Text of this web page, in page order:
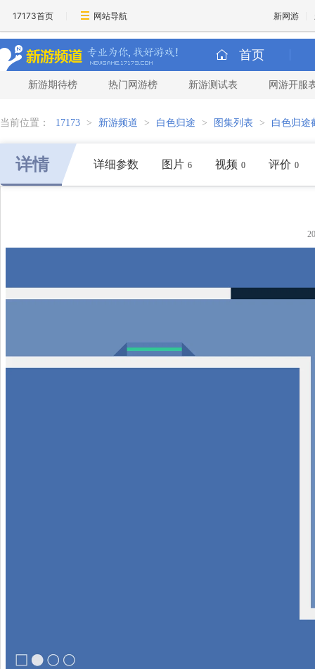
17173首页 网站导航 新网游
首页
新游期待榜 热门网游榜 新游测试表 网游开服
当前位置： 17173 > 新游频道 > 白色归途 > 图集列表 > 白色归途
详情 详细参数 图片 6 视频 0 评价 0